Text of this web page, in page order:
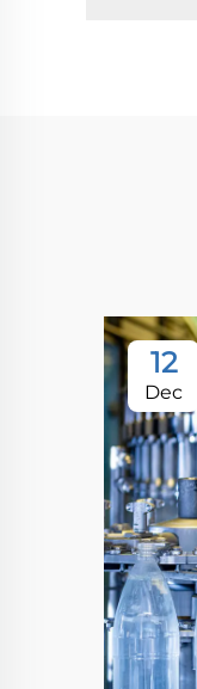
12
Dec